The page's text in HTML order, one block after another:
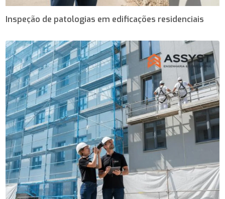
Inspeção de patologias em edificações residenciais